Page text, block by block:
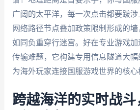
广阔的太平洋，每一次点击都要跋
网络路径节点叠加政策限制形成的
如同负重穿行迷宫。好在专业游戏
传输难题，它构建专用信息隧道大
为海外玩家连接国服游戏世界的核心
跨越海洋的实时战